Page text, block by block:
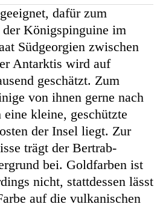
dafür zum
Königspinguine im
Südgeorgien zwischen
Antarktis wird auf
geschätzt. Zum
von ihnen gerne nach
eine kleine, geschützte
der Insel liegt. Zur
trägt der Bertrab-
bei. Goldfarben ist
nicht, stattdessen lässt
auf die vulkanischen